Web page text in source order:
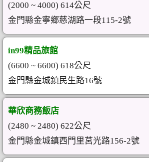
(2000 ~ 4000) 614公尺
金門縣金寧鄉慈湖路一段115-2號
in99精品旅館
(6600 ~ 6600) 618公尺
金門縣金城鎮民生路16號
華欣商務飯店
(2480 ~ 2480) 622公尺
金門縣金城鎮西門里莒光路156-2號